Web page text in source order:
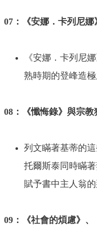
07：《安娜．卡列尼
《安娜．卡列尼
熟時期的登峰造極
08：《懺悔錄》與宗教
列文瞞著基蒂的
托爾斯泰同時瞞
賦予書中主人翁的
09：《社會的煩慮》